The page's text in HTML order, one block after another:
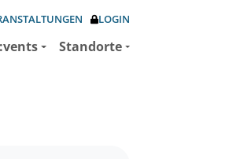
LOGIN
Standorte